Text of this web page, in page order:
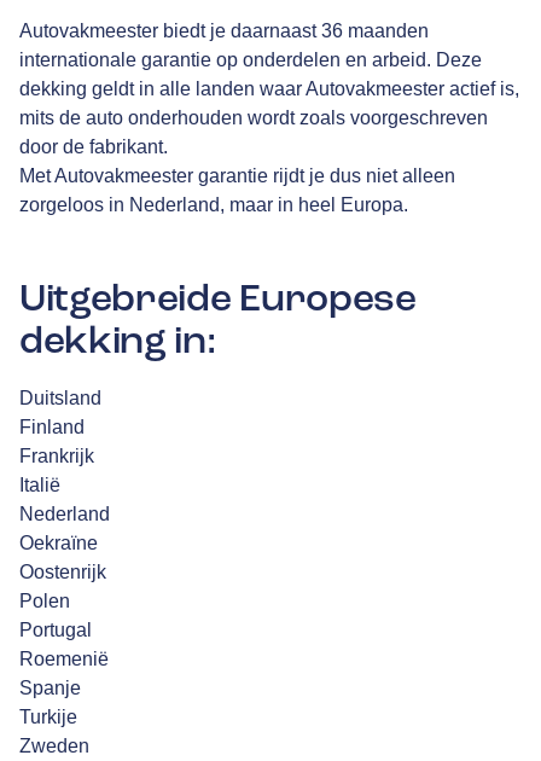
Autovakmeester biedt je daarnaast 36 maanden
internationale garantie op onderdelen en arbeid. Deze
dekking geldt in alle landen waar Autovakmeester actief is,
mits de auto onderhouden wordt zoals voorgeschreven
door de fabrikant.
Met Autovakmeester garantie rijdt je dus niet alleen
zorgeloos in Nederland, maar in heel Europa.
Uitgebreide Europese
dekking in:
Duitsland
Finland
Frankrijk
Italië
Nederland
Oekraïne
Oostenrijk
Polen
Portugal
Roemenië
Spanje
Turkije
Zweden